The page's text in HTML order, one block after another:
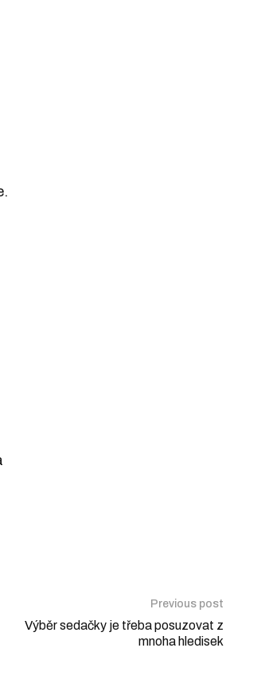
Previous post
Výběr sedačky je třeba posuzovat z
mnoha hledisek